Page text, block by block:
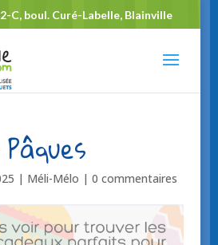
C, boul. Curé-Labelle, Blainville
| Méli-Mélo | 0 commentaires